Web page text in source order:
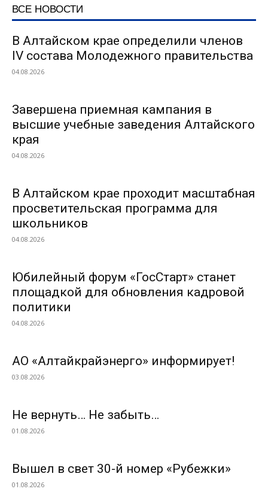
ВСЕ НОВОСТИ
В Алтайском крае определили членов
IV состава Молодежного правительства
04.08.2026
Завершена приемная кампания в
высшие учебные заведения Алтайского
края
04.08.2026
В Алтайском крае проходит масштабная
просветительская программа для
школьников
04.08.2026
Юбилейный форум «ГосСтарт» станет
площадкой для обновления кадровой
политики
04.08.2026
АО «Алтайкрайэнерго» информирует!
03.08.2026
Не вернуть… Не забыть…
01.08.2026
Вышел в свет 30-й номер «Рубежки»
01.08.2026